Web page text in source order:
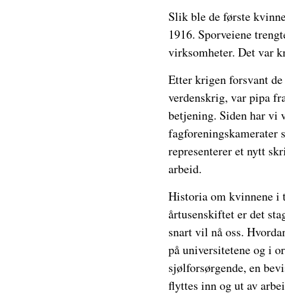
Slik ble de første
1916. Sporveiene
virksomheter. Det var
Etter krigen forsvant
verdenskrig, var pipa
betjening. Siden har vi
fagforeningskamerater
representerer et nytt
arbeid.
Historia om kvinnene i
årtusenskiftet er det
snart vil nå oss.
på universitetene og i
sjølforsørgende, en
flyttes inn og ut av